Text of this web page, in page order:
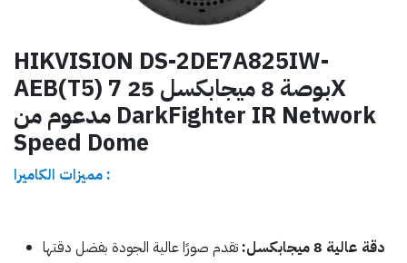
HIKVISION DS-2DE7A825IW-
AEB(T5) 7 بوصة 8 ميجابكسل 25X
مدعوم من DarkFighter IR Network
Speed ​​Dome
مميزات الكاميرا :
دقة عالية 8 ميجابكسل:
تقدم صورًا عالية الجودة بفضل دقتها